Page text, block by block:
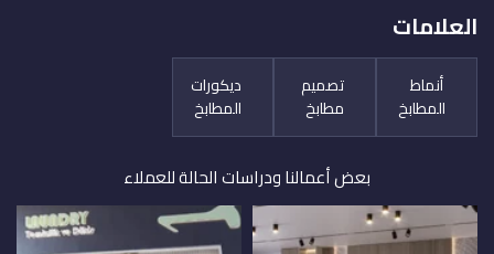
العلامات
أنماط
المطابخ
تصميم
مطابخ
ديكورات
المطابخ
بعض أعمالنا ودراسات الحالة للعملاء